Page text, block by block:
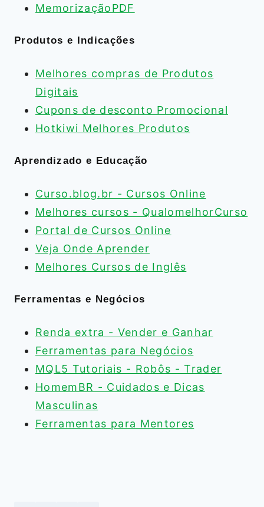
MemorizaçãoPDF
Produtos e Indicações
Melhores compras de Produtos
Digitais
Cupons de desconto Promocional
Hotkiwi Melhores Produtos
Aprendizado e Educação
Curso.blog.br - Cursos Online
Melhores cursos - QualomelhorCurso
Portal de Cursos Online
Veja Onde Aprender
Melhores Cursos de Inglês
Ferramentas e Negócios
Renda extra - Vender e Ganhar
Ferramentas para Negócios
MQL5 Tutoriais - Robôs - Trader
HomemBR - Cuidados e Dicas
Masculinas
Ferramentas para Mentores